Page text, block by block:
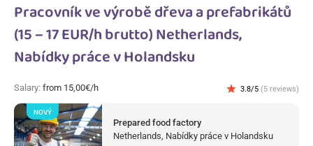
Pracovník ve výrobě dřeva a prefabrikátů
(15 – 17 EUR/h brutto) Netherlands,
Nabídky práce v Holandsku
Salary: from 15,00€/h star 3.8/5 (5 reviews)
Prepared food factory
Netherlands, Nabídky práce v Holandsku
NOVÝ